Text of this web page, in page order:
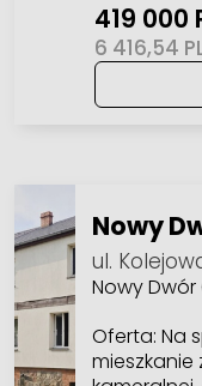
419 000
6 416,54
Nowy
ul.
Nowy
Oferta: Na
mieszkanie